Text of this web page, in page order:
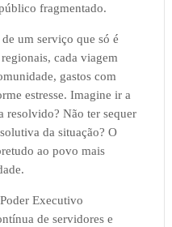
fragmentado.
um serviço que só é
cada viagem
gastos com
estresse. Imagine ir a
resolvido? Não ter sequer
da situação? O
ao povo mais
Executivo
de servidores e